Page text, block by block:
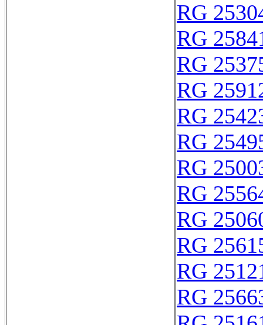
RG
RG
RG
RG
RG
RG
RG
RG
RG
RG
RG
RG